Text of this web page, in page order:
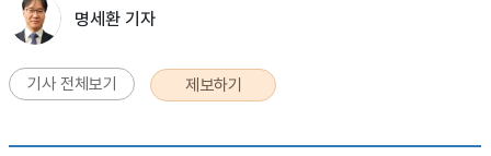
명세환 기자
기사 전체보기 제보하기